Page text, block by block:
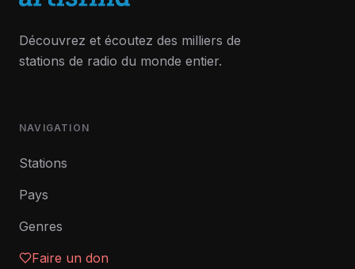
Découvrez et écoutez des milliers de
stations de radio du monde entier.
NAVIGATION
Stations
Pays
Genres
Faire un don